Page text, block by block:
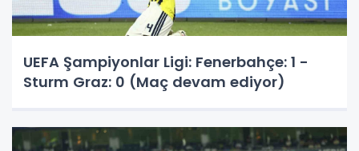
UEFA Şampiyonlar Ligi: Fenerbahçe: 1 -
Sturm Graz: 0 (Maç devam ediyor)